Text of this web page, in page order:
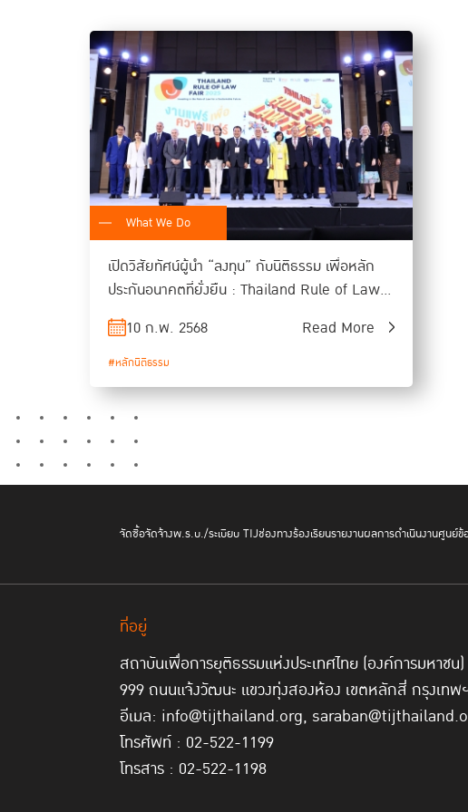
ป
What We Do
เปิดวิสัยทัศน์ผู้นำ “ลงทุน” กับนิติธรรม เพื่อหลัก
ประกันอนาคตที่ยั่งยืน : Thailand Rule of Law
Fair 2025
10 ก.พ. 2568 Read More
#หลักนิติธรรม
จัดซื้อจัดจ้างพ.ร.บ./ระเบียบ TIJช่องทางร้องเรียนรายงานผลการดำเนินงานศูนย์ข้
ที่อยู่
สถาบันเพื่อการยุติธรรมแห่งประเทศไทย (องค์การมหาชน)
999 ถนนแจ้งวัฒนะ แขวงทุ่งสองห้อง เขตหลักสี่ กรุงเทพ
อีเมล: info@tijthailand.org,
โทรศัพท์ : 02-522-1199
โทรสาร : 02-522-1198